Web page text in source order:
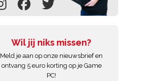
Wil jij niks missen?
Meld je aan op onze nieuwsbrief en
ontvang 5 euro korting op je Game
PC!